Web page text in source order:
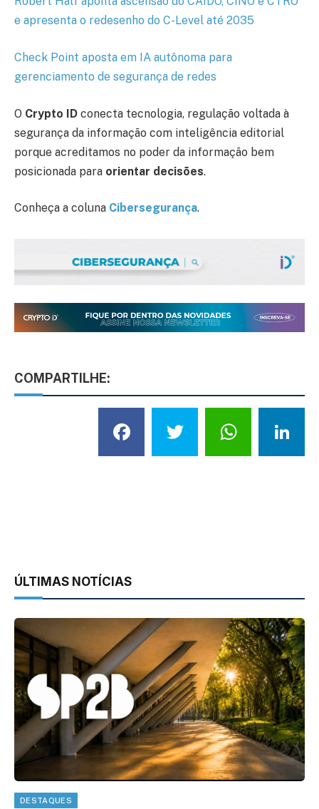
e apresenta o redesenho do C-Level até 2035
Check Point aposta em IA autônoma para
gerenciamento de segurança de redes
O Crypto ID conecta tecnologia, regulação voltada à
segurança da informação com inteligência editorial
porque acreditamos no poder da informação bem
posicionada para orientar decisões.
Conheça a coluna Cibersegurança.
COMPARTILHE:
Facebook
Twitter
ÚLTIMAS NOTÍCIAS
DESTAQUES